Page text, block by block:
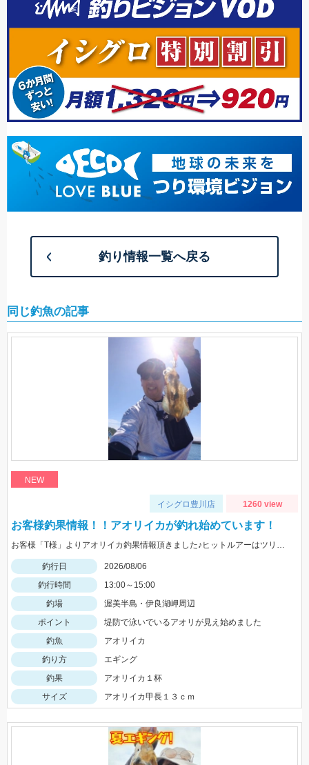
釣り情報一覧へ戻る
同じ釣魚の記事
NEW
イシグロ豊川店 1260 view
お客様釣果情報！！アオリイカが釣れ始めています！
お客様「T様」よりアオリイカ釣果情報頂きました♪ヒットルアーはツリノTHEエギの２．５サイズ。5杯ほど泳いでいるイカも目撃、バラシもあったそうです。今後は三河湾内にもどんどん入ってきそうですね！
釣行日
2026/08/06
釣行時間
13:00～15:00
釣場
渥美半島・伊良湖岬周辺
ポイント
堤防で泳いでいるアオリが見え始めました
釣魚
アオリイカ
釣り方
エギング
釣果
アオリイカ１杯
サイズ
アオリイカ甲長１３ｃｍ